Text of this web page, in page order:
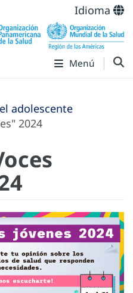
Idioma
Menú
adolescente
2024